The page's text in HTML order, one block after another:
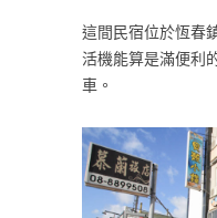
這間民宿位於恆春
活機能算是滿便利
車。